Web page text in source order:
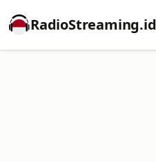
RadioStreaming.id